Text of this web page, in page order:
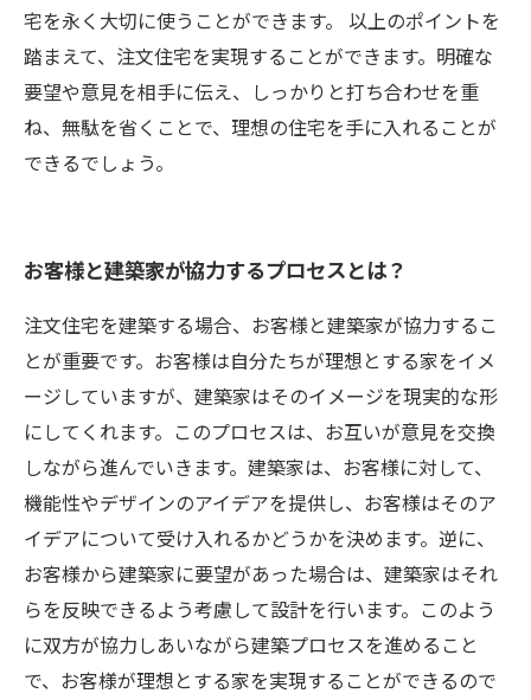
宅を永く大切に使うことができます。 以上のポイントを
踏まえて、注文住宅を実現することができます。明確な
要望や意見を相手に伝え、しっかりと打ち合わせを重
ね、無駄を省くことで、理想の住宅を手に入れることが
できるでしょう。
お客様と建築家が協力するプロセスとは？
注文住宅を建築する場合、お客様と建築家が協力するこ
とが重要です。お客様は自分たちが理想とする家をイメ
ージしていますが、建築家はそのイメージを現実的な形
にしてくれます。このプロセスは、お互いが意見を交換
しながら進んでいきます。建築家は、お客様に対して、
機能性やデザインのアイデアを提供し、お客様はそのア
イデアについて受け入れるかどうかを決めます。逆に、
お客様から建築家に要望があった場合は、建築家はそれ
らを反映できるよう考慮して設計を行います。このよう
に双方が協力しあいながら建築プロセスを進めること
で、お客様が理想とする家を実現することができるので